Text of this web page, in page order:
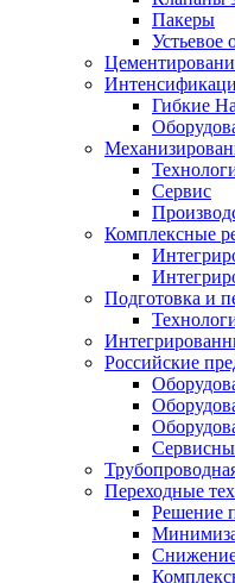
Пакеры
Устьевое
Гибкие
Сервис
Комплексные
Подготовка и
Российские
Переходные
Решение
Снижение